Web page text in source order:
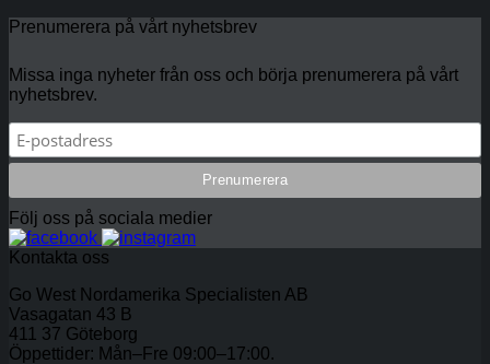
Prenumerera på vårt nyhetsbrev
Missa inga nyheter från oss och börja prenumerera på vårt
nyhetsbrev.
Följ oss på sociala medier
Kontakta oss
Go West Nordamerika Specialisten AB
Vasagatan 43 B
411 37 Göteborg
Öppettider: Mån–Fre 09:00–17:00.